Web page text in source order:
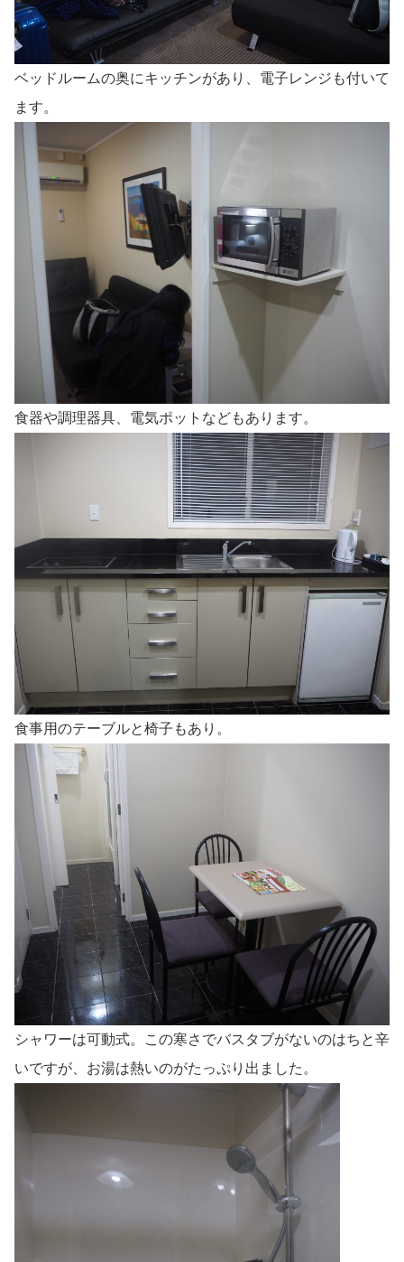
ベッドルームの奥にキッチンがあり、電子レンジも付いて
ます。
食器や調理器具、電気ポットなどもあります。
食事用のテーブルと椅子もあり。
シャワーは可動式。この寒さでバスタブがないのはちと辛
いですが、お湯は熱いのがたっぷり出ました。